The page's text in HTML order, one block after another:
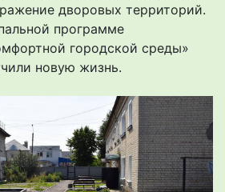
дворовых территорий.
программе
городской среды»
новую жизнь.